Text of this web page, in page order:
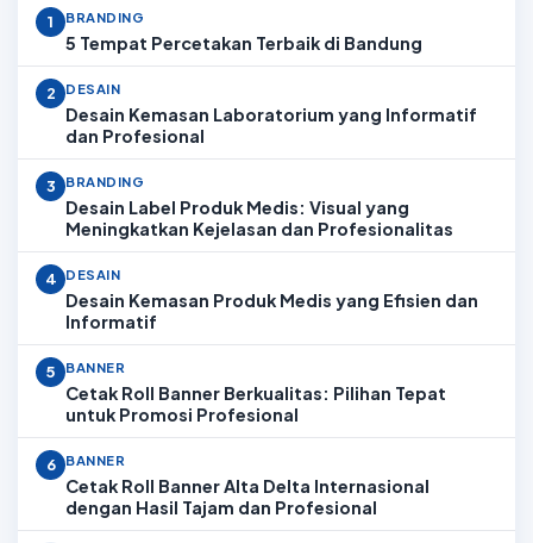
1 BRANDING
5 Tempat Percetakan Terbaik di Bandung
2 DESAIN
Desain Kemasan Laboratorium yang Informatif
dan Profesional
3 BRANDING
Desain Label Produk Medis: Visual yang
Meningkatkan Kejelasan dan Profesionalitas
4 DESAIN
Desain Kemasan Produk Medis yang Efisien dan
Informatif
5 BANNER
Cetak Roll Banner Berkualitas: Pilihan Tepat
untuk Promosi Profesional
6 BANNER
Cetak Roll Banner Alta Delta Internasional
dengan Hasil Tajam dan Profesional